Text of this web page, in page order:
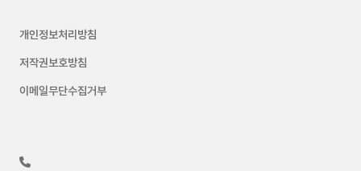
개인정보처리방침
저작권보호방침
이메일무단수집거부